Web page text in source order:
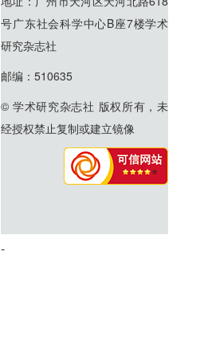
号广东社会科学中心B座7楼学术
研究杂志社
邮编：510635
© 学术研究杂志社 版权所有，未
经授权禁止复制或建立镜像
-